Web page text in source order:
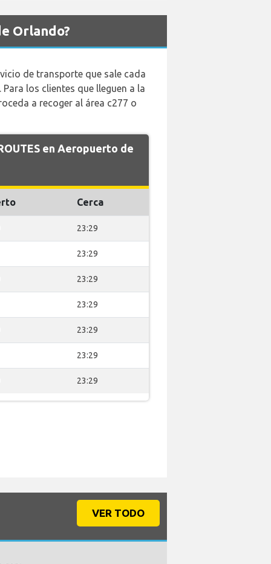
Orlando?
de transporte que sale cada
los clientes que lleguen a la
a recoger al área c277 o
en Aeropuerto de
Cerca
23:29
23:29
23:29
23:29
23:29
23:29
23:29
VER TODO